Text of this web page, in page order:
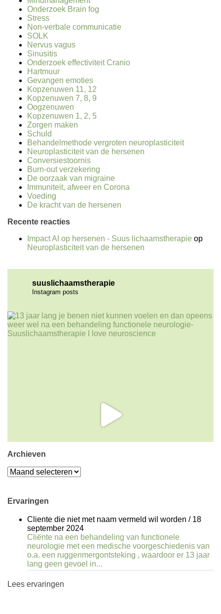
Onderzoek Brain fog
Stress
Non-verbale communicatie
SOLK
Nervus vagus
Sinusitis
Onderzoek effectiviteit Cranio
Hartmuur
Gevangen emoties
Kopzenuwen 11, 12
Kopzenuwen 7, 8, 9
Oogzenuwen
Kopzenuwen 1, 2, 5
Zorgen maken
Schuld
Behandelmethode vergroten neuroplasticiteit
Neuroplasticiteit van de hersenen
Conversiestoornis
Burn-out verzekering
De oorzaak van migraine
Immuniteit, afweer en Corona
Voeding
De kracht van de hersenen
Recente reacties
Impact AI op hersenen - Suus lichaamstherapie op
Neuroplasticiteit van de hersenen
suuslichaamstherapie
Instagram posts
Archieven
Archieven
Ervaringen
Cliente die niet met naam vermeld wil worden / 18
september 2024
Cliënte na een behandeling van functionele
neurologie met een medische voorgeschiedenis van
o.a. een ruggenmergontsteking , waardoor er 13 jaar
lang geen gevoel in...
Lees ervaringen